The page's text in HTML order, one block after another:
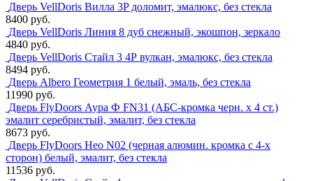
Дверь VellDoris Вилла 3P доломит, эмалюкс, без стекла
8400 руб.
Дверь VellDoris Линия 8 дуб снежный, экошпон, зеркало
4840 руб.
Дверь VellDoris Стайл 3 4Р вулкан, эмалюкс, без стекла
8494 руб.
Дверь Albero Геометрия 1 белый, эмаль, без стекла
11990 руб.
Дверь FlyDoors Аура Ф FN31 (АБС-кромка черн. х 4 ст.)
эмалит серебристый, эмалит, без стекла
8673 руб.
Дверь FlyDoors Нео N02 (черная алюмин. кромка с 4-х
сторон) белый, эмалит, без стекла
11536 руб.